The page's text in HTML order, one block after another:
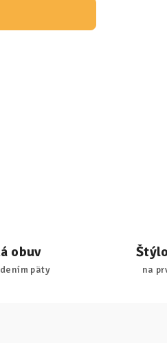
obuv
päty na